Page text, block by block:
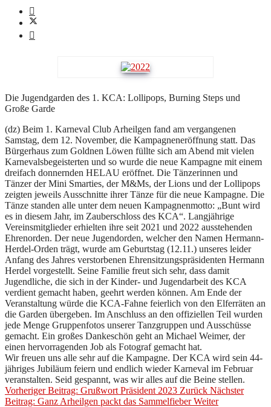
Die Jugendgarden des 1. KCA: Lollipops, Burning Steps und
Große Garde
(dz) Beim 1. Karneval Club Arheilgen fand am vergangenen
Samstag, dem 12. November, die Kampagneneröffnung statt. Das
Bürgerhaus zum Goldnen Löwen füllte sich am Abend mit vielen
Karnevalsbegeisterten und so wurde die neue Kampagne mit einem
dreifach donnernden HELAU eröffnet. Die Tänzerinnen und
Tänzer der Mini Smarties, der M&Ms, der Lions und der Lollipops
zeigten jeweils Ausschnitte ihrer Tänze für die neue Kampagne. Die
Tänze standen alle unter dem neuen Kampagnenmotto: „Bunt wird
es in diesem Jahr, im Zauberschloss des KCA“. Langjährige
Vereinsmitglieder erhielten ihre seit 2021 und 2022 ausstehenden
Ehrenorden. Der neue Jugendorden, welcher den Namen Hermann-
Herdel-Orden trägt, wurde am Geburtstag (12.11.) unseres leider
Anfang des Jahres verstorbenen Ehrensitzungspräsidenten Hermann
Herdel vorgestellt. Seine Familie freut sich sehr, dass damit
Jugendliche, die sich in der Kinder- und Jugendarbeit des KCA
verdient gemacht haben, geehrt werden können. Am Ende der
Veranstaltung würde die KCA-Fahne feierlich von den Elferräten an
die Garden übergeben. Im Anschluss an den offiziellen Teil wurden
jede Menge Gruppenfotos unserer Tanzgruppen und Ausschüsse
gemacht. Ein großes Dankeschön geht an Michael Weimer, der
einen hervorragenden Job als Fotograf gemacht hat.
Wir freuen uns alle sehr auf die Kampagne. Der KCA wird sein 44-
jähriges Jubiläum feiern und endlich wieder Karneval im Februar
veranstalten. Seid gespannt, was wir alles auf die Beine stellen.
Vorheriger Beitrag: Grußwort Präsident 2023 Zurück Nächster
Beitrag: Ganz Arheilgen packt das SammelfieberWeiter